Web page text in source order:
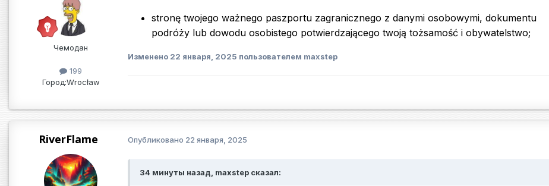
Чемодан
199
Город:Wrocław
stronę twojego ważnego paszportu zagranicznego z danymi osobowymi, dokumentu
podróży lub dowodu osobistego potwierdzającego twoją tożsamość i obywatelstwo;
Изменено 22 января, 2025 пользователем maxstep
RiverFlame Опубликовано 22 января, 2025
34 минуты назад, maxstep сказал: